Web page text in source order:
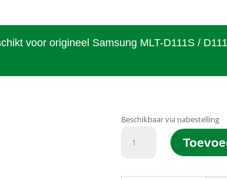
voor origineel Samsung MLT-D111S /
Beschikbaar via nabestelling
Printgroen®